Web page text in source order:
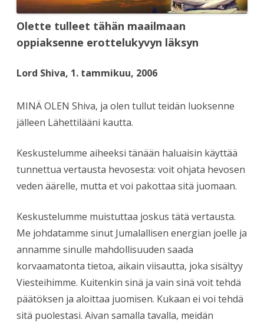
Olette tulleet tähän maailmaan
oppiaksenne erottelukyvyn läksyn
Lord Shiva, 1. tammikuu, 2006
MINÄ OLEN Shiva, ja olen tullut teidän luoksenne
jälleen Lähettilääni kautta.
Keskustelumme aiheeksi tänään haluaisin käyttää
tunnettua vertausta hevosesta: voit ohjata hevosen
veden äärelle, mutta et voi pakottaa sitä juomaan.
Keskustelumme muistuttaa joskus tätä vertausta.
Me johdatamme sinut Jumalallisen energian joelle ja
annamme sinulle mahdollisuuden saada
korvaamatonta tietoa, aikain viisautta, joka sisältyy
Viesteihimme. Kuitenkin sinä ja vain sinä voit tehdä
päätöksen ja aloittaa juomisen. Kukaan ei voi tehdä
sitä puolestasi. Aivan samalla tavalla, meidän